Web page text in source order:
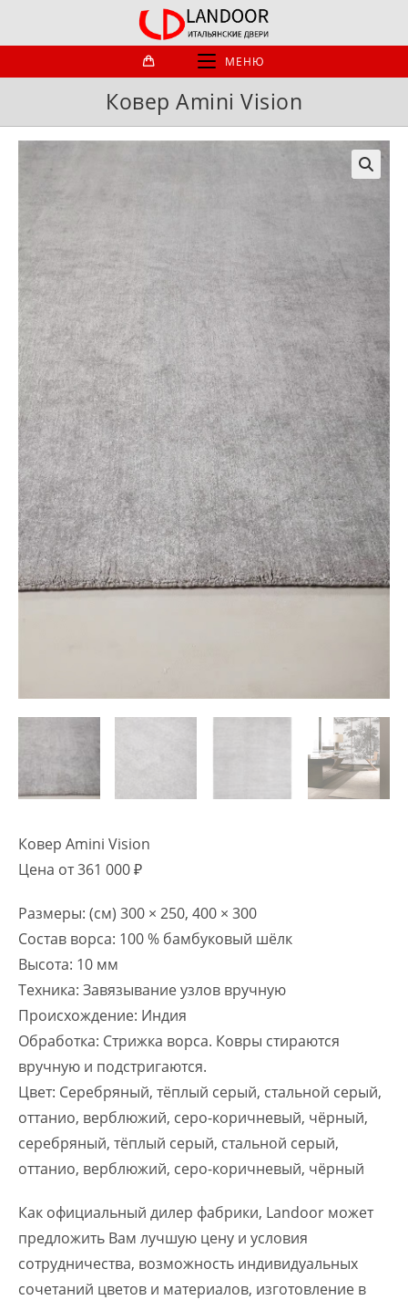
МЕНЮ
Ковер Amini Vision
Ковер Amini Vision
Цена от 361 000 ₽
Размеры: (см) 300 × 250, 400 × 300
Состав ворса: 100 % бамбуковый шёлк
Высота: 10 мм
Техника: Завязывание узлов вручную
Происхождение: Индия
Обработка: Стрижка ворса. Ковры стираются
вручную и подстригаются.
Цвет: Серебряный, тёплый серый, стальной серый,
оттанио, верблюжий, серо-коричневый, чёрный,
серебряный, тёплый серый, стальной серый,
оттанио, верблюжий, серо-коричневый, чёрный
Как официальный дилер фабрики, Landoor может
предложить Вам лучшую цену и условия
сотрудничества, возможность индивидуальных
сочетаний цветов и материалов, изготовление в